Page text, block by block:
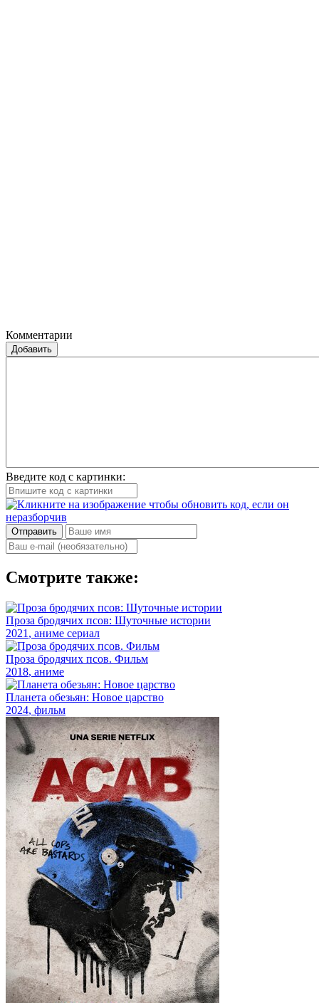
Комментарии
Добавить
Введите код с картинки:
Отправить
Смотрите также:
Проза бродячих псов: Шуточные истории
2021 , аниме сериал
Проза бродячих псов. Фильм
2018, аниме
Планета обезьян: Новое царство
2024, фильм